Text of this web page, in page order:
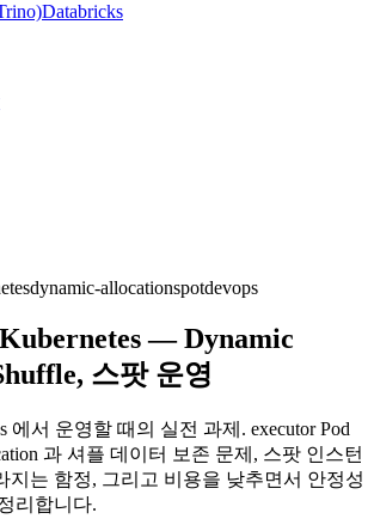
Databricks
dynamic-allocationspotdevops
— Dynamic
스팟 운영
에서 운영할 때의 실전 과제. executor Pod
과 셔플 데이터 보존 문제, 스팟 인스턴
지는 함정, 그리고 비용을 낮추면서 안정성
리합니다.